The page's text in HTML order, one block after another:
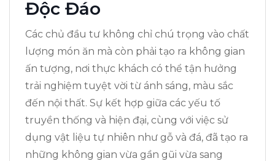
Độc Đáo
Các chủ đầu tư không chỉ chú trọng vào chất
lượng món ăn mà còn phải tạo ra không gian
ấn tượng, nơi thực khách có thể tận hưởng
trải nghiệm tuyệt vời từ ánh sáng, màu sắc
đến nội thất. Sự kết hợp giữa các yếu tố
truyền thống và hiện đại, cùng với việc sử
dụng vật liệu tự nhiên như gỗ và đá, đã tạo ra
những không gian vừa gần gũi vừa sang